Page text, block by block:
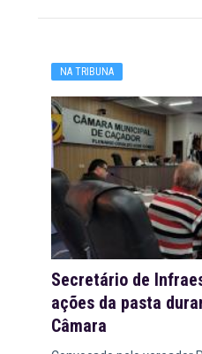
NA TRIBUNA
Secretário de
ações da pasta
Câmara